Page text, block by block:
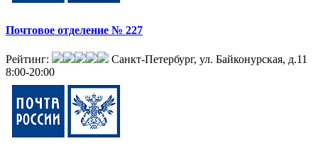
Почтовое отделение № 227
Рейтинг:
Санкт-Петербург, ул. Байконурская, д.11
8:00-20:00